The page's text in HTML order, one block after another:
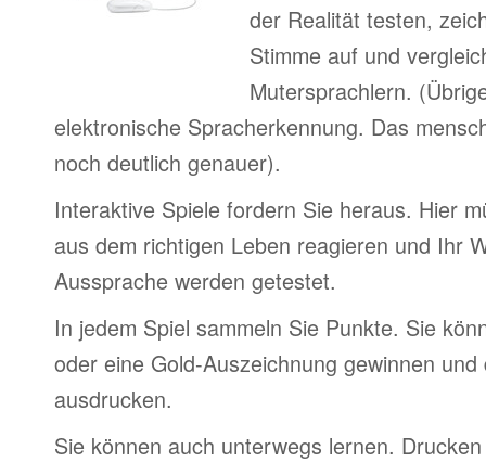
der Realität testen,
Stimme auf und
Mutersprachlern.
elektronische Spracherkennung. Das
noch deutlich genauer).
Interaktive Spiele fordern Sie heraus. Hier
aus dem richtigen Leben reagieren und Ihr
Aussprache werden getestet.
In jedem Spiel sammeln Sie Punkte. Sie
oder eine Gold-Auszeichnung gewinnen
ausdrucken.
Sie können auch unterwegs lernen.